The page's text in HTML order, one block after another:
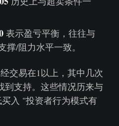
表示盈亏平衡，往往与
撑/阻力水平一致。
交易在1以上，其中几次
到支持。这些情况历来与
入 "投资者行为模式有